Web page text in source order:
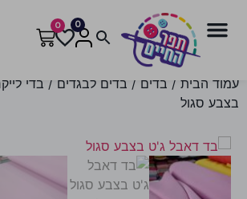
0
0
עמוד הבית / בדים / בדים לבגדים / בדי
בצבע סגול